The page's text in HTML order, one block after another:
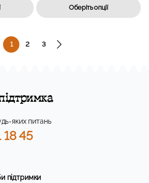
Оберіть опції
1 2 3
яких питань
18 45
підтримки